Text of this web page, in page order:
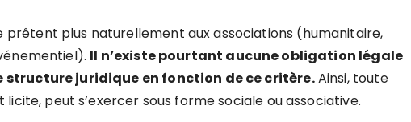
prêtent plus naturellement aux associations (humanitaire,
Il n’existe pourtant aucune obligation légale
structure juridique en fonction de ce critère.Ainsi, toute
licite, peut s’exercer sous forme sociale ou associative.